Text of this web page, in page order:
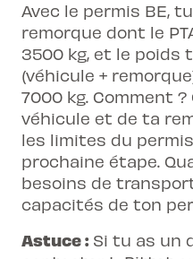
Avec le permis BE,
remorque dont le
3500 kg, et le poids
(véhicule +
7000 kg. Comment ?
véhicule et de ta
les limites du permis
prochaine étape.
besoins de
capacités de ton
Astuce : Si tu as un